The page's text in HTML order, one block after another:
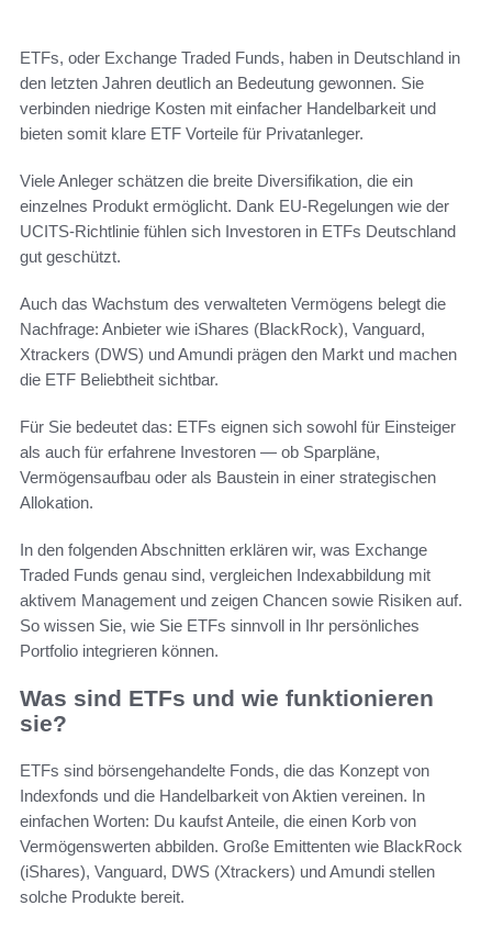
ETFs, oder Exchange Traded Funds, haben in Deutschland in
den letzten Jahren deutlich an Bedeutung gewonnen. Sie
verbinden niedrige Kosten mit einfacher Handelbarkeit und
bieten somit klare ETF Vorteile für Privatanleger.
Viele Anleger schätzen die breite Diversifikation, die ein
einzelnes Produkt ermöglicht. Dank EU-Regelungen wie der
UCITS-Richtlinie fühlen sich Investoren in ETFs Deutschland
gut geschützt.
Auch das Wachstum des verwalteten Vermögens belegt die
Nachfrage: Anbieter wie iShares (BlackRock), Vanguard,
Xtrackers (DWS) und Amundi prägen den Markt und machen
die ETF Beliebtheit sichtbar.
Für Sie bedeutet das: ETFs eignen sich sowohl für Einsteiger
als auch für erfahrene Investoren — ob Sparpläne,
Vermögensaufbau oder als Baustein in einer strategischen
Allokation.
In den folgenden Abschnitten erklären wir, was Exchange
Traded Funds genau sind, vergleichen Indexabbildung mit
aktivem Management und zeigen Chancen sowie Risiken auf.
So wissen Sie, wie Sie ETFs sinnvoll in Ihr persönliches
Portfolio integrieren können.
Was sind ETFs und wie funktionieren
sie?
ETFs sind börsengehandelte Fonds, die das Konzept von
Indexfonds und die Handelbarkeit von Aktien vereinen. In
einfachen Worten: Du kaufst Anteile, die einen Korb von
Vermögenswerten abbilden. Große Emittenten wie BlackRock
(iShares), Vanguard, DWS (Xtrackers) und Amundi stellen
solche Produkte bereit.